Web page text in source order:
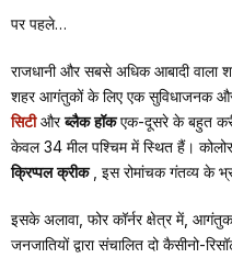
पर पहले…
राजधानी और सबसे अधिक आबादी वाला
शहर आगंतुकों के लिए एक सुविधाजनक
सिटीऔरब्लैक हॉकएक-दूसरे के बहुत
केवल 34 मील पश्चिम में स्थित हैं।
क्रिप्पल क्रीक, इस रोमांचक गंतव्य के
इसके अलावा, फोर कॉर्नर क्षेत्र में,
जनजातियों द्वारा संचालित दो कैसीनो-